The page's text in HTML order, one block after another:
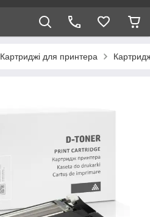
Картриджі для принтера